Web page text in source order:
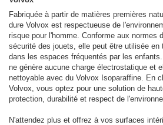
Fabriquée à partir de matières premières
dure Volvox est respectueuse de
risque pour l'homme. Conforme aux normes
sécurité des jouets, elle peut être utilisée en
dans les espaces fréquentés par les
ne génère aucune charge électrostatique et
nettoyable avec du Volvox Isoparaffine. En
Volvox, vous optez pour une solution de
protection, durabilité et respect de
N'attendez plus et offrez à vos surfaces